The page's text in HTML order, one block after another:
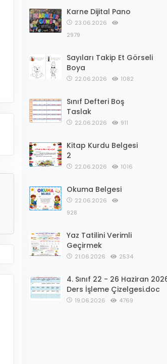
Karne Dijital Pano
23.06.2026
2979
Sayıları Takip Et Görseli
Boya
22.06.2026 1082
Sınıf Defteri Boş
Taslak
22.06.2026 911
Kitap Kurdu Belgesi
2
22.06.2026 1016
Okuma Belgesi
22.06.2026
928
Yaz Tatilini Verimli
Geçirmek
21.06.2026 2534
4. Sınıf 22 - 26 Haziran
Ders İşleme Çizelgesi.doc
19.06.2026 4769